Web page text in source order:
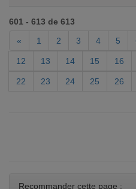
601 - 613 de 613
«
1 2 3 4 5
12 13 14 15 16
22 23 24 25 26
Recommander cette page :